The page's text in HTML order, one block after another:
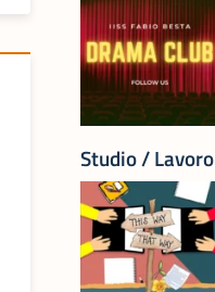
Studio / Lavoro